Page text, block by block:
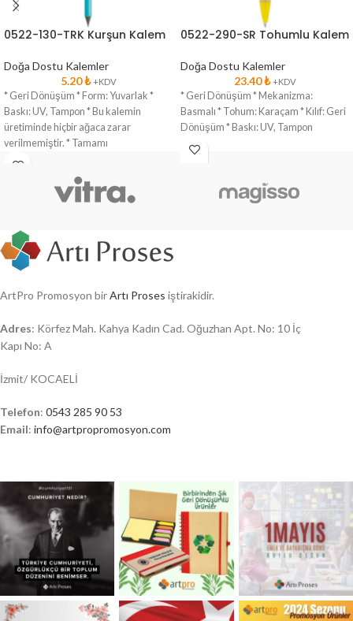
0522-130-TRK Kurşun Kalem
Doğa Dostu Kalemler
5.20₺ +KDV
* Geri Dönüşüm * Form: Yuvarlak *
Baskı: UV, Tampon * Bu kalemin
üretiminde hiçbir ağaca zarar
verilmemiştir. * Tamamı
0522-290-SR Tohumlu Kalem
Doğa Dostu Kalemler
23.40₺ +KDV
* Geri Dönüşüm * Mekanizma:
Basmalı * Tohum: Karaçam * Kılıf: Geri
Dönüşüm * Baskı: UV, Tampon
ArtPro Promosyon birArtı Proses iştirakidir.
Adres: Körfez Mah. Kahya Kadın Cad. Oğuzhan Apt. No: 10 İç
Kapı No: A
İzmit/ KOCAELİ
Telefon: 0543 285 90 53
Email: info@artpropromosyon.com